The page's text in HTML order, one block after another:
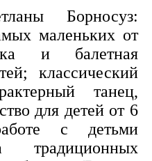
Борносуз:
маленьких от
и балетная
классический
танец,
для детей от 6
с детьми
традиционных